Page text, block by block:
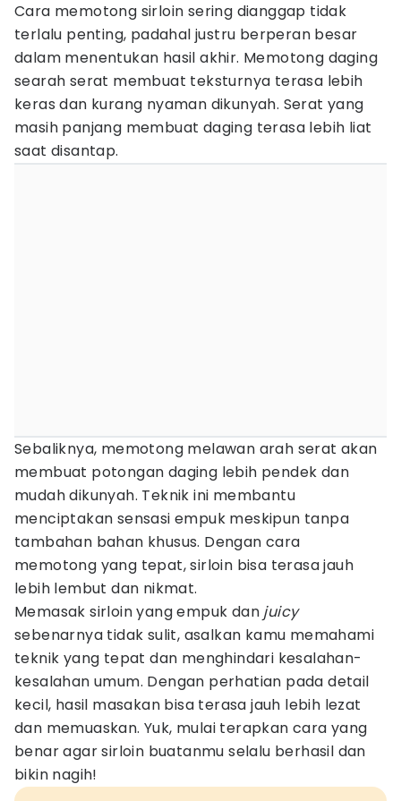
Cara memotong sirloin sering dianggap tidak
terlalu penting, padahal justru berperan besar
dalam menentukan hasil akhir. Memotong daging
searah serat membuat teksturnya terasa lebih
keras dan kurang nyaman dikunyah. Serat yang
masih panjang membuat daging terasa lebih liat
saat disantap.
Sebaliknya, memotong melawan arah serat akan
membuat potongan daging lebih pendek dan
mudah dikunyah. Teknik ini membantu
menciptakan sensasi empuk meskipun tanpa
tambahan bahan khusus. Dengan cara
memotong yang tepat, sirloin bisa terasa jauh
lebih lembut dan nikmat.
Memasak sirloin yang empuk dan juicy
sebenarnya tidak sulit, asalkan kamu memahami
teknik yang tepat dan menghindari kesalahan-
kesalahan umum. Dengan perhatian pada detail
kecil, hasil masakan bisa terasa jauh lebih lezat
dan memuaskan. Yuk, mulai terapkan cara yang
benar agar sirloin buatanmu selalu berhasil dan
bikin nagih!